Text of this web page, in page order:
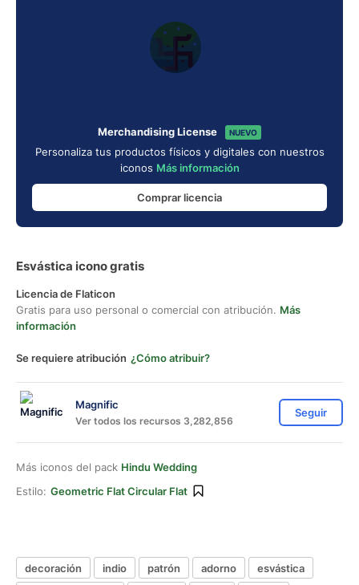
Merchandising License NUEVO
Personaliza tus productos físicos y digitales con nuestros
iconos Más información
Comprar licencia
Esvástica icono gratis
Licencia de Flaticon
Gratis para uso personal o comercial con atribución. Más
información
Se requiere atribución ¿Cómo atribuir?
Magnific
Ver todos los recursos 3,282,856
Seguir
Más iconos del pack Hindu Wedding
Estilo: Geometric Flat Circular Flat
decoración indio patrón adorno
esvástica